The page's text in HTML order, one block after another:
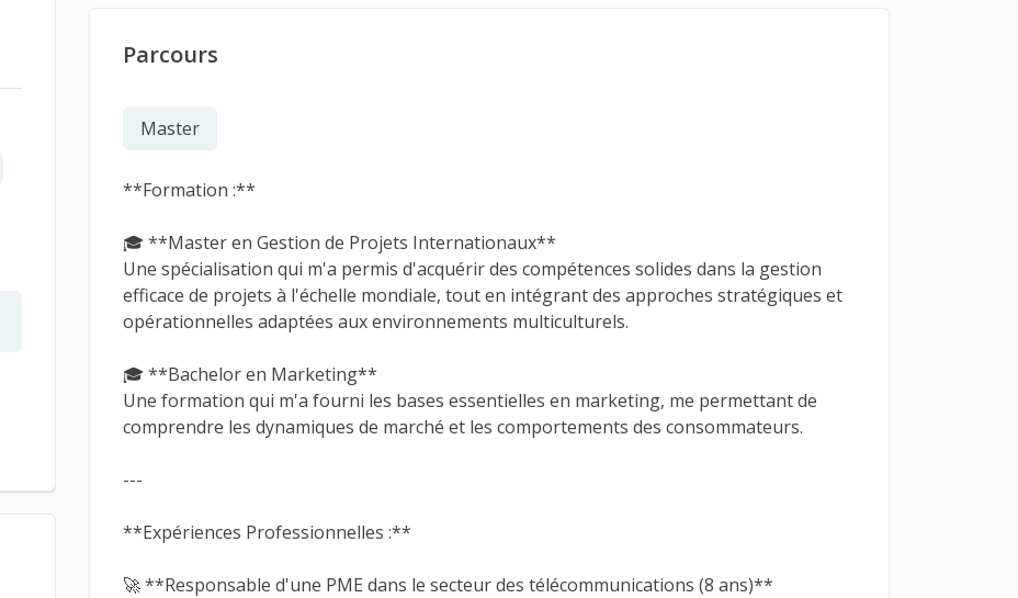
Parcours
Master
**Formation :**
🎓 **Master en Gestion de Projets Internationaux**
Une spécialisation qui m'a permis d'acquérir des compétences solides dans la gestion
efficace de projets à l'échelle mondiale, tout en intégrant des approches stratégiques et
opérationnelles adaptées aux environnements multiculturels.
🎓 **Bachelor en Marketing**
Une formation qui m'a fourni les bases essentielles en marketing, me permettant de
comprendre les dynamiques de marché et les comportements des consommateurs.
---
**Expériences Professionnelles :**
🚀 **Responsable d'une PME dans le secteur des télécommunications (8 ans)**